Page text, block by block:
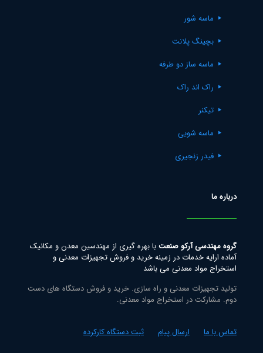
ماسه شور
بچینگ پلانت
ماسه ساز دو طرفه
راک اند راک
تیکنر
ماسه شویی
فیدر زنجیری
درباره ما
گروه مهندسی آرکو صنعتبا بهره گیری از مهندسین معدن و مکانیک
آماده ارایه خدمات در زمینه خرید و فروش تجهیزات معدنی و
استخراج مواد معدنی می باشد
تولید تجهیزات معدنی و راه سازی. خرید و فروش دستگاه های دست
دوم. مشارکت در استخراج مواد معدنی.
تماس با ما ارسال پیام ثبت دستگاه کارکرده